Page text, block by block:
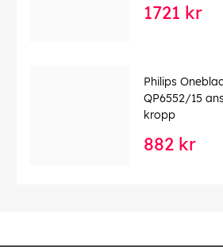
1721 kr
Philips
QP6552/15
kropp
882 kr